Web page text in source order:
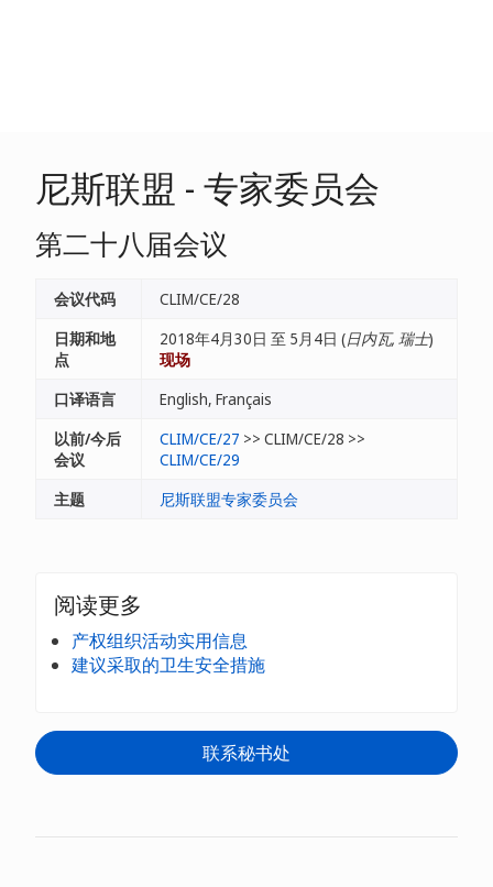
尼斯联盟 - 专家委员会
第二十八届会议
会议代码
CLIM/CE/28
日期和地
点
2018年4月30日 至 5月4日 (日内瓦, 瑞士)
现场
口译语言
English, Français
以前/今后
会议
CLIM/CE/27 >> CLIM/CE/28 >>
CLIM/CE/29
主题
尼斯联盟专家委员会
阅读更多
产权组织活动实用信息
建议采取的卫生安全措施
联系秘书处